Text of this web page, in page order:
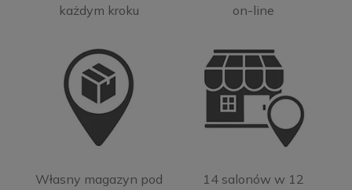
każdym kroku
on-line
Własny magazyn pod
14 salonów w 12